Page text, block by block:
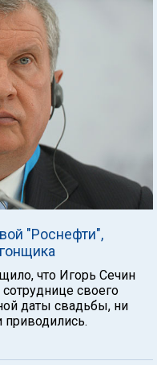
"Роснефти",
что Игорь Сечин
своего
даты свадьбы, ни
приводились.